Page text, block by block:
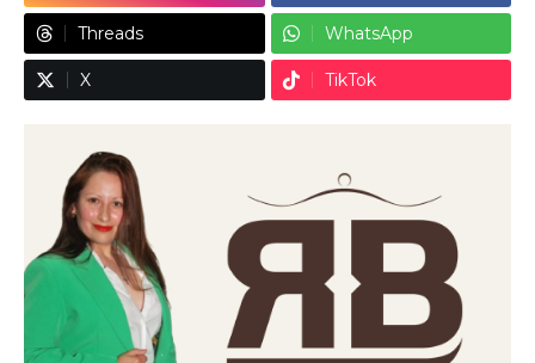
Threads WhatsApp
X TikTok